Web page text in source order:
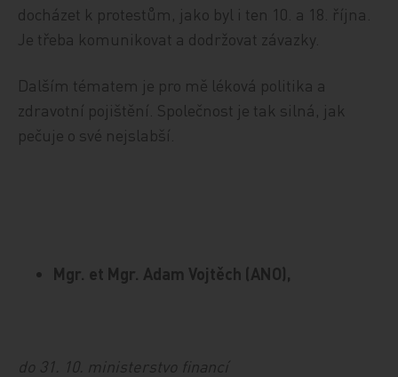
docházet k protestům, jako byl i ten 10. a 18. října.
Je třeba komunikovat a dodržovat závazky.
Dalším tématem je pro mě léková politika a
zdravotní pojištění. Společnost je tak silná, jak
pečuje o své nejslabší.
Mgr. et Mgr. Adam Vojtěch (ANO),
do 31. 10. ministerstvo financí